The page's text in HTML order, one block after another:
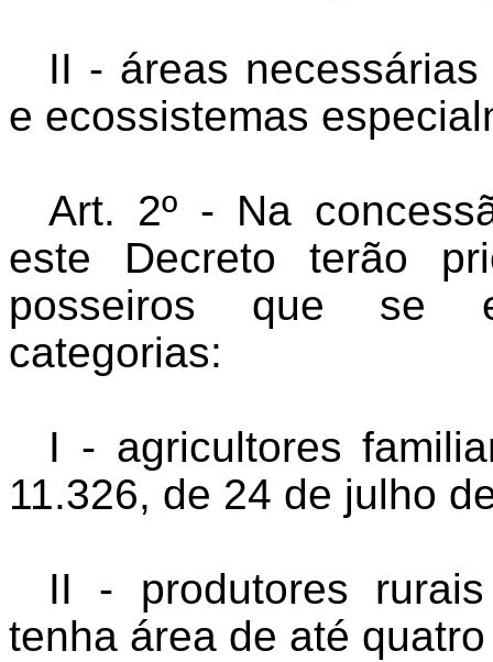
II - áreas
e ecossistemas
Art. 2º - Na
este Decreto terão
posseiros que se
categorias:
I - agricultores
11.326, de 24 de julho
II - produtores
tenha área de até